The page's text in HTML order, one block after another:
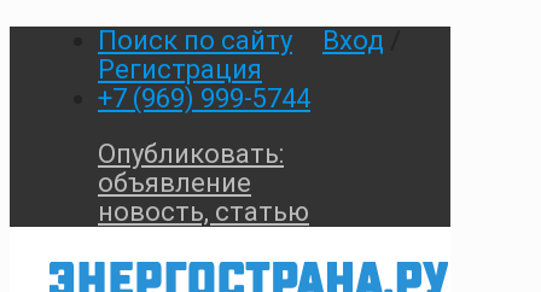
Поиск по сайту Вход
Регистрация
+7 (969) 999-5744
Опубликовать:
объявление
новость, статью